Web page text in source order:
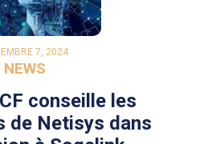
7, 2024
NEWS
conseille les
de Netisys dans